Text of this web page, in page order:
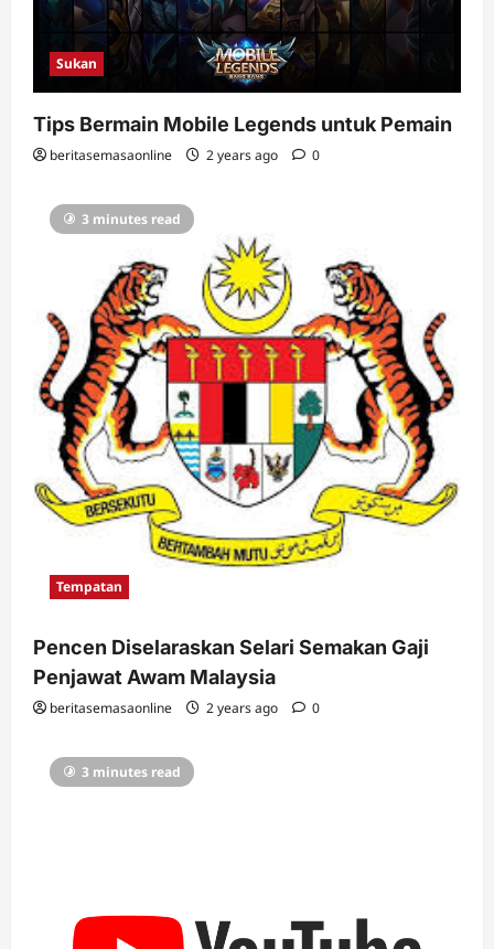
Sukan
Tips Bermain Mobile Legends untuk Pemain
beritasemasaonline 2 years ago 0
3 minutes read
Tempatan
Pencen Diselaraskan Selari Semakan Gaji
Penjawat Awam Malaysia
beritasemasaonline 2 years ago 0
3 minutes read